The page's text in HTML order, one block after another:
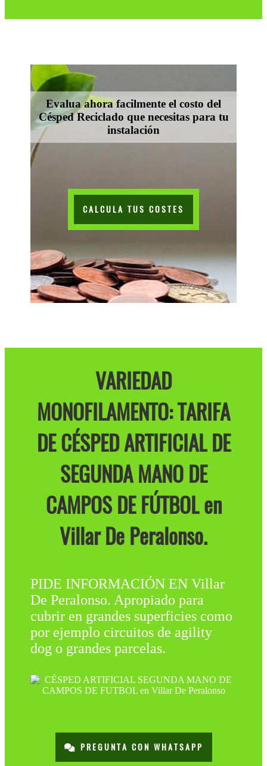
Evalua ahora facilmente el costo del
Césped Reciclado que necesitas para tu
instalación
CALCULA TUS COSTES
VARIEDAD
MONOFILAMENTO: TARIFA
DE CÉSPED ARTIFICIAL DE
SEGUNDA MANO DE
CAMPOS DE FÚTBOL en
Villar De Peralonso.
PIDE INFORMACIÓN EN Villar
De Peralonso. Apropiado para
cubrir en grandes superficies como
por ejemplo circuitos de agility
dog o grandes parcelas.
PREGUNTA CON WHATSAPP